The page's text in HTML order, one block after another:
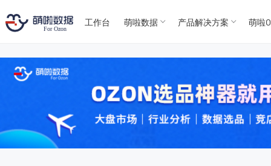
For
For
工作台 萌啦数据 产品解决方案 萌啦